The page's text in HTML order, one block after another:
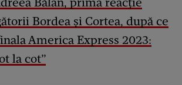
Bordea și Cortea, după ce
America Express 2023:
la cot”